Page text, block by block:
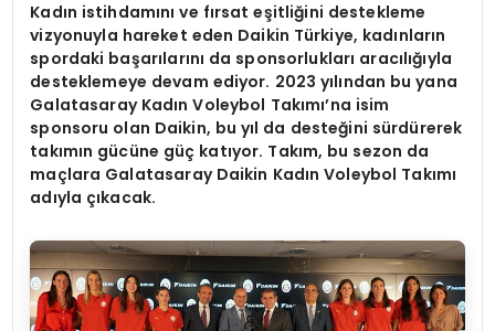
Kadın istihdamınıve fırsat eşitliğini destekleme
vizyonuyla hareket eden Daikin Türkiye, kadınların
spordaki başarılarını da sponsorlukları aracılığıyla
desteklemeye devam ediyor. 2023 yılından bu yana
Galatasaray Kadın Voleybol Takımı’na isim
sponsoru olan Daikin, bu yıl da desteğini sürdürerek
takımın gücüne güç katıyor. Takım, bu sezon da
maçlara Galatasaray Daikin Kadın Voleybol Takımı
adıyla çıkacak.